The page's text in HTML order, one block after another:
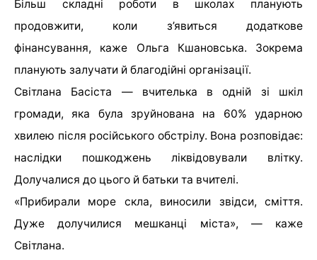
Більш складні роботи в школах планують
продовжити, коли з’явиться додаткове
фінансування, каже Ольга Кшановська. Зокрема
планують залучати й благодійні організації.
Світлана Басіста — вчителька в одній зі шкіл
громади, яка була зруйнована на 60% ударною
хвилею після російського обстрілу. Вона розповідає:
наслідки пошкоджень ліквідовували влітку.
Долучалися до цього й батьки та вчителі.
«Прибирали море скла, виносили звідси, сміття.
Дуже долучилися мешканці міста», — каже
Світлана.